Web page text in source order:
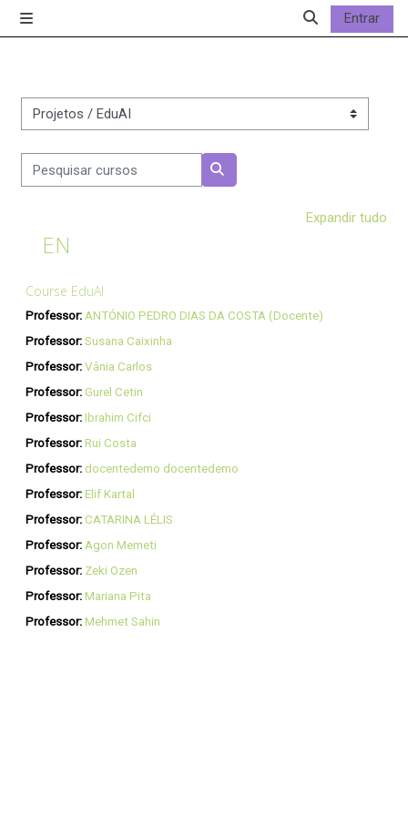
Alternar a
Entrar
Categorias de curso
Pesquisar cursos
Expandir tudo
EN
Course EduAI
Professor: ANTÓNIO PEDRO DIAS DA COSTA (Docente)
Professor: Susana Caixinha
Professor: Vânia Carlos
Professor: Gurel Cetin
Professor: Ibrahim Cifci
Professor: Rui Costa
Professor: docentedemo docentedemo
Professor: Elif Kartal
Professor: CATARINA LÉLIS
Professor: Agon Memeti
Professor: Zeki Ozen
Professor: Mariana Pita
Professor: Mehmet Sahin